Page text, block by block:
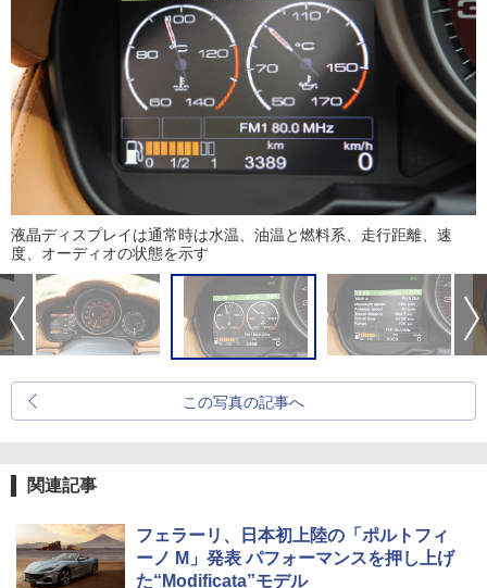
液晶ディスプレイは通常時は水温、油温と燃料系、走行距離、速
度、オーディオの状態を示す
この写真の記事へ
関連記事
フェラーリ、日本初上陸の「ポルトフィ
ーノ M」発表 パフォーマンスを押し上げ
た“Modificata”モデル